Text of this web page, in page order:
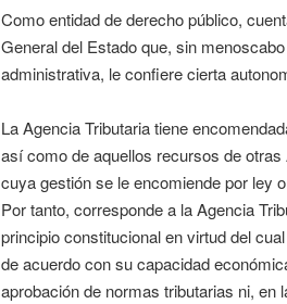
Como entidad de derecho público,
General del Estado que, sin
administrativa, le confiere cierta
La Agencia Tributaria tiene
así como de aquellos recursos de
cuya gestión se le encomiende por ley
Por tanto, corresponde a la Agencia
principio constitucional en virtud del
de acuerdo con su capacidad
aprobación de normas tributarias ni, en